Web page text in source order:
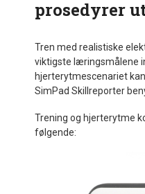
prosedyrer
Tren med realistiske
viktigste læringsmålene
hjerterytmescenariet
SimPad Skillreporter
Trening og hjerterytme
følgende: